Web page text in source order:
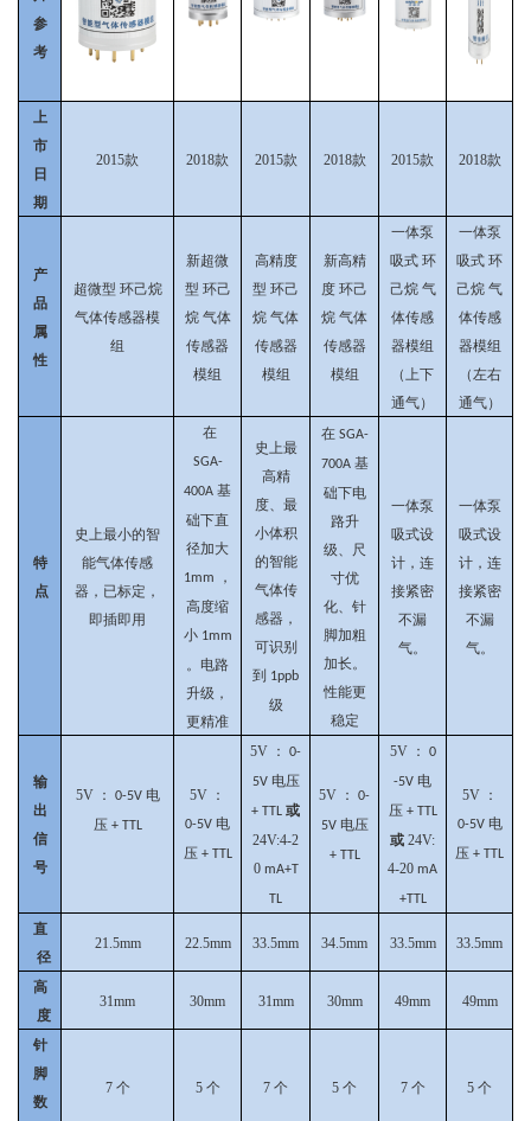
参
考
上
市
日
期
2015款 2018款 2015款 2018款 2015款 2018款
产
品
属
性
超微型 环己烷
气体传感器模
组
新超微
型 环己
烷 气体
传感器
模组
高精度
型 环己
烷 气体
传感器
模组
新高精
度 环己
烷 气体
传感器
模组
一体泵
吸式 环
己烷 气
体传感
器模组
（上下
通气）
一体泵
吸式 环
己烷 气
体传感
器模组
（左右
通气）
特
点
史上最小的智
能气体传感
器，已标定，
即插即用
在
SGA-
400A 基
础下直
径加大
1mm
，
高度缩
小 1mm
。电路
升级，
更精准
史上最
高精
度、最
小体积
的智能
气体传
感器，
可识别
到 1ppb
级
在 SGA-
700A 基
础下电
路升
级、尺
寸优
化、针
脚加粗
加长。
性能更
稳定
一体泵
吸式设
计，连
接紧密
不漏
气。
一体泵
吸式设
计，连
接紧密
不漏
气。
输
出
信
号
5V ： 0-5V 电
压 + TTL
5V ：
0-5V 电
压 + TTL
5V ： 0-
5V 电压
+ TTL 或
24V:4-2
0 mA+T
TL
5V ： 0-
5V 电压
+ TTL
5V ： 0
-5V 电
压 + TTL
或 24V:
4-20 mA
+TTL
5V ：
0-5V 电
压 + TTL
直
径
21.5mm 22.5mm 33.5mm 34.5mm 33.5mm 33.5mm
高
度
31mm 30mm 31mm 30mm 49mm 49mm
针
脚
数
7 个 5 个 7 个 5 个 7 个 5 个